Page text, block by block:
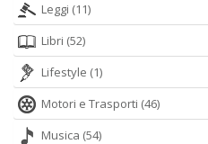
Leggi (11)
Libri (52)
Lifestyle (1)
Motori e Trasporti (46)
Musica (54)